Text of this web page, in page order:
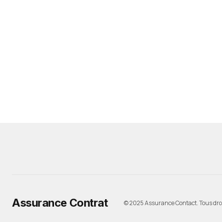
Assurance Contrat © 2025 Assurance Contact. Tous